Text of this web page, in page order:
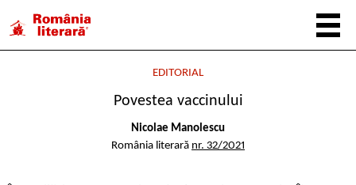
EDITORIAL
Povestea vaccinului
Nicolae Manolescu
România literară nr. 32/2021